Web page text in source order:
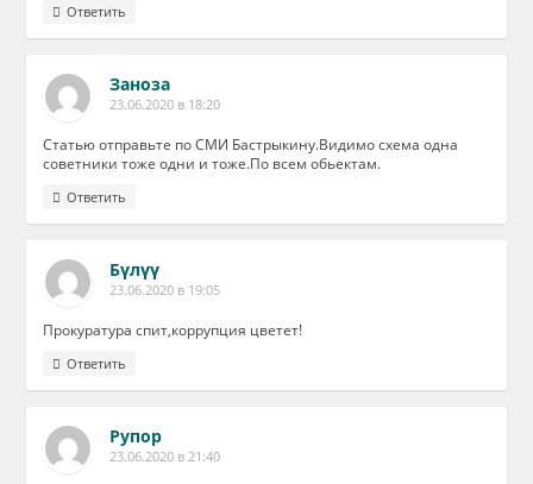
Ответить
Заноза
23.06.2020 в 18:20
Статью отправьте по СМИ Бастрыкину.Видимо схема одна
советники тоже одни и тоже.По всем обьектам.
Ответить
Бүлүү
23.06.2020 в 19:05
Прокуратура спит,коррупция цветет!
Ответить
Рупор
23.06.2020 в 21:40